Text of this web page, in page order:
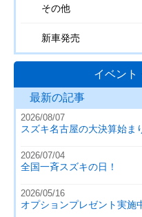
その他
新車発売
イベント
最新の記事
2026/08/07
スズキ名古屋の大決算始ま
2026/07/04
全国一斉スズキの日！
2026/05/16
オプションプレゼント実施